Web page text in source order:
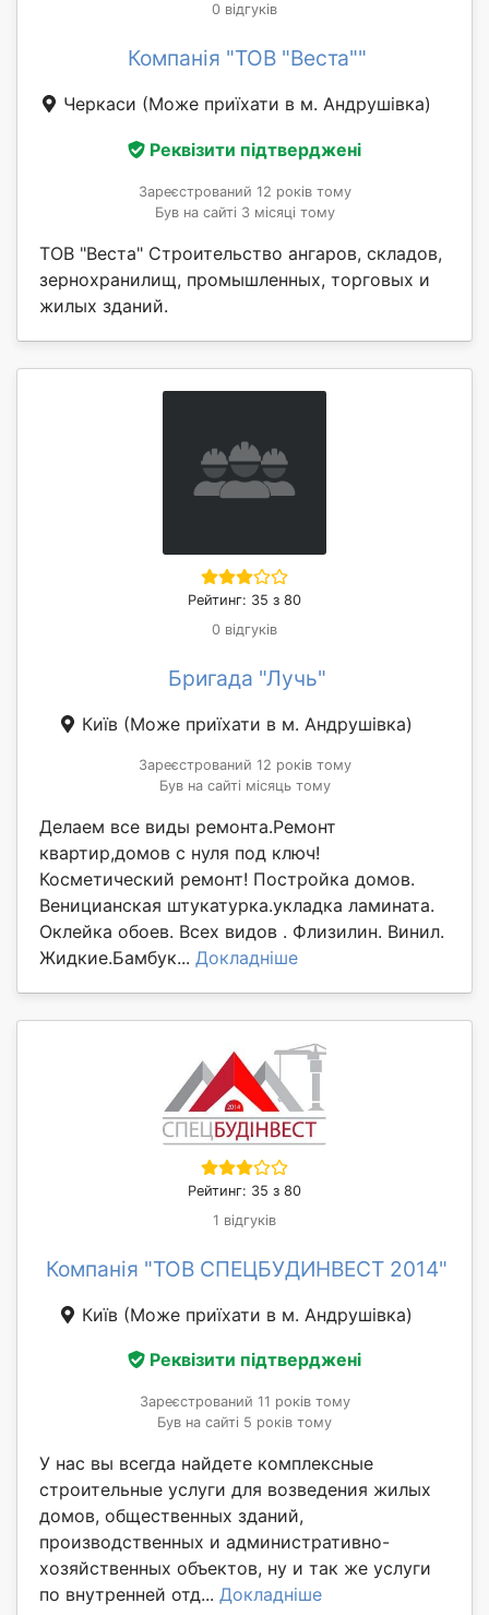
0 відгуків
Компанія "ТОВ "Веста""
Черкаси (Може приїхати в м. Андрушівка)
Реквізити підтверджені
Зареєстрований 12 років тому
Був на сайті 3 місяці тому
ТОВ "Веста" Строительство ангаров, складов,
зернохранилищ, промышленных, торговых и
жилых зданий.
Рейтинг: 35 з 80
0 відгуків
Бригада "Лучь"
Київ (Може приїхати в м. Андрушівка)
Зареєстрований 12 років тому
Був на сайті місяць тому
Делаем все виды ремонта.Ремонт
квартир,домов с нуля под ключ!
Косметический ремонт! Постройка домов.
Веницианская штукатурка.укладка ламината.
Оклейка обоев. Всех видов . Флизилин. Винил.
Жидкие.Бамбук... Докладніше
Рейтинг: 35 з 80
1 відгуків
Компанія "ТОВ СПЕЦБУДИНВЕСТ 2014"
Київ (Може приїхати в м. Андрушівка)
Реквізити підтверджені
Зареєстрований 11 років тому
Був на сайті 5 років тому
У нас вы всегда найдете комплексные
строительные услуги для возведения жилых
домов, общественных зданий,
производственных и административно-
хозяйственных объектов, ну и так же услуги
по внутренней отд... Докладніше